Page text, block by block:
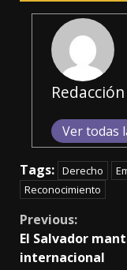
Ver todas
Tags: Derecho
Reconocimiento
Continue
Reading
Previous:
El Salvador
internacional